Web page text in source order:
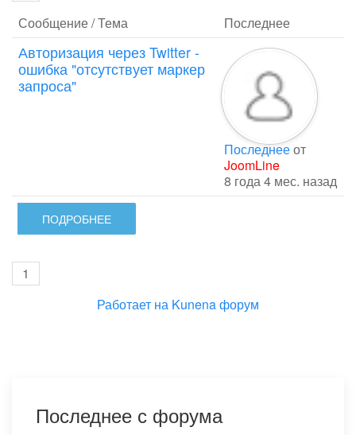
Сообщение / Тема
Последнее
ПОДРОБНЕЕ
Авторизация через Twitter -
ошибка "отсутствует маркер
запроса"
Последнееот
JoomLine
8 года 4 мес. назад
1
Работает на Kunena форум
Последнее с форума